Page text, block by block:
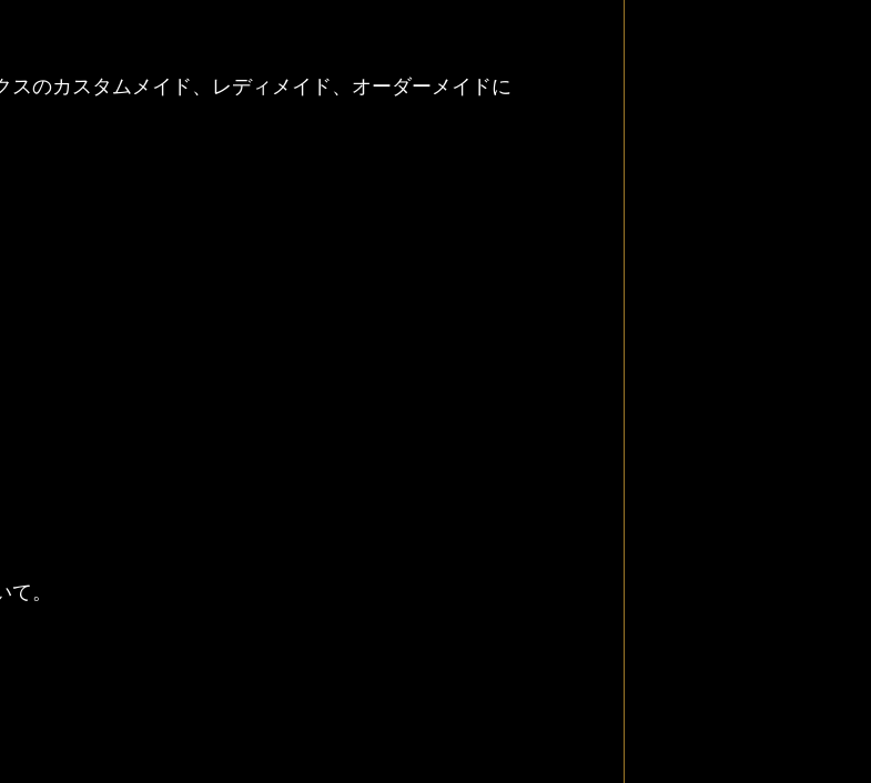
スのカスタムメイド、レディメイド、オーダーメイドに
。